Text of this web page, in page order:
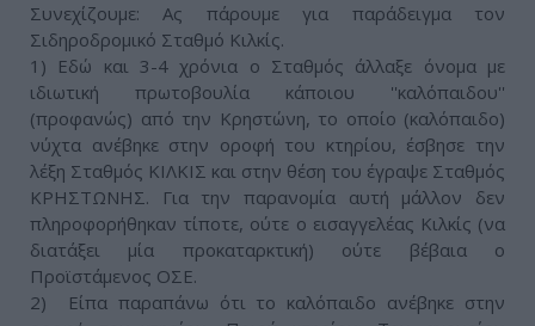
Συνεχίζουμε: Ας πάρουμε για παράδειγμα τον
Σιδηροδρομικό Σταθμό Κιλκίς.
1) Εδώ και 3-4 χρόνια ο Σταθμός άλλαξε όνομα με
ιδιωτική πρωτοβουλία κάποιου ''καλόπαιδου''
(προφανώς) από την Κρηστώνη, το οποίο (καλόπαιδο)
νύχτα ανέβηκε στην οροφή του κτηρίου, έσβησε την
λέξη Σταθμός ΚΙΛΚΙΣ και στην θέση του έγραψε Σταθμός
ΚΡΗΣΤΩΝΗΣ. Για την παρανομία αυτή μάλλον δεν
πληροφορήθηκαν τίποτε, ούτε ο εισαγγελέας Κιλκίς (να
διατάξει μία προκαταρκτική) ούτε βέβαια ο
Προϊστάμενος ΟΣΕ.
2) Είπα παραπάνω ότι το καλόπαιδο ανέβηκε στην